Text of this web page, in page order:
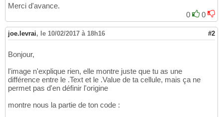
Merci d'avance.
0
0
joe.levrai, le 10/02/2017 à 18h16 #2
Bonjour,
l'image n'explique rien, elle montre juste que tu as une
différence entre le .Text et le .Value de ta cellule, mais ça ne
permet pas d'en définir l'origine
montre nous la partie de ton code :